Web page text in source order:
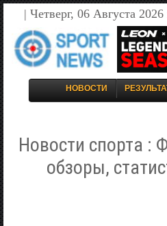
| Четверг, 06 Августа
НОВОСТИ
Новости спорта :
обзоры,